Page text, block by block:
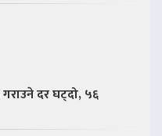
दर घट्दो, ५६